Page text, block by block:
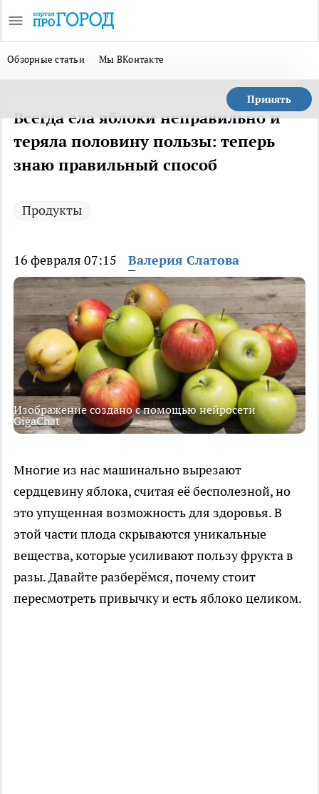
Обзорные статьи Мы ВКонтакте
Принять
Всегда ела яблоки неправильно и
теряла половину пользы: теперь
знаю правильный способ
Продукты
16 февраля 07:15 Валерия Слатова
Изображение создано с помощью нейросети
GigaChat
Многие из нас машинально вырезают
сердцевину яблока, считая её бесполезной, но
это упущенная возможность для здоровья. В
этой части плода скрываются уникальные
вещества, которые усиливают пользу фрукта в
разы. Давайте разберёмся, почему стоит
пересмотреть привычку и есть яблоко целиком.